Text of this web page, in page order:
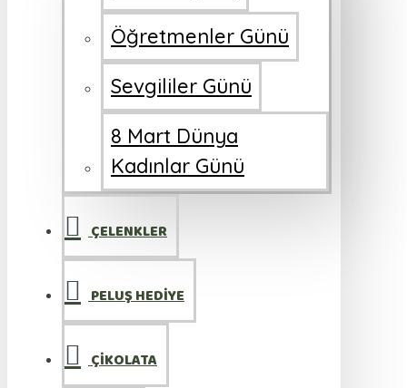
Öğretmenler Günü
Sevgililer Günü
8 Mart Dünya
Kadınlar Günü
ÇELENKLER
PELUŞ HEDİYE
ÇİKOLATA